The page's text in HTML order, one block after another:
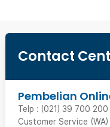
Contact
Pembelian
Telp : (021) 39 700 200
Customer Service (WA)